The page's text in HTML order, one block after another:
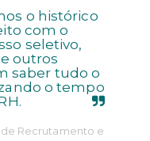
o histórico
com o
seletivo,
outros
saber tudo o
o tempo
Recrutamento e